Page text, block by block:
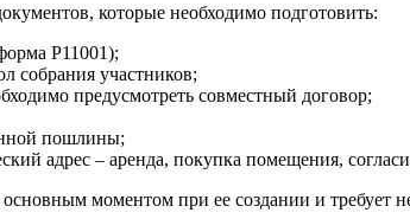
которые необходимо подготовить:
P11001);
собрания участников;
предусмотреть совместный договор;
пошлины;
адрес – аренда, покупка помещения,
моментом при ее создании и требует